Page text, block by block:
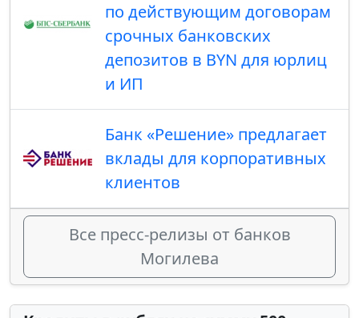
по действующим договорам
срочных банковских
депозитов в BYN для юрлиц
и ИП
Банк «Решение» предлагает
вклады для корпоративных
клиентов
Все пресс-релизы от банков
Могилева